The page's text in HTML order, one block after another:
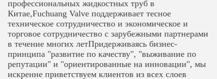
профессиональных жидкостных труб в
Китае,Fuchuang Valve поддерживает тесное
техническое сотрудничество и экономическое и
торговое сотрудничество с зарубежными партнерами
в течение многих летПридерживаясь бизнес-
принципа "развитие по качеству", "выживание по
репутации" и "ориентированные на инновации", мы
искренне приветствуем клиентов из всех слоев